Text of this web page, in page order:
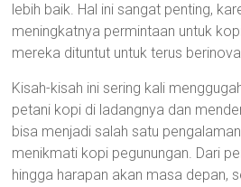
lebih baik. Hal ini sangat penting,
meningkatnya permintaan untuk
mereka dituntut untuk terus
Kisah-kisah ini sering kali
petani kopi di ladangnya dan
bisa menjadi salah satu
menikmati kopi pegunungan. Dari
hingga harapan akan masa depan,